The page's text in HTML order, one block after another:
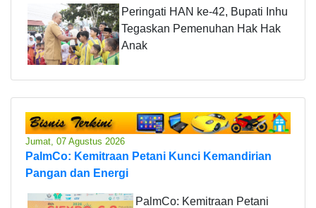
Peringati HAN ke-42, Bupati Inhu
Tegaskan Pemenuhan Hak Hak
Anak
Jumat, 07 Agustus 2026
PalmCo: Kemitraan Petani Kunci Kemandirian
Pangan dan Energi
PalmCo: Kemitraan Petani